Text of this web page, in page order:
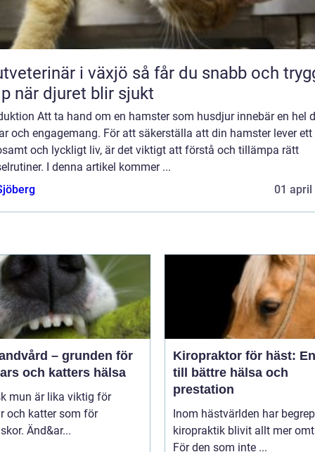
i växjö så får du snabb och trygg
när djuret blir sjukt
Att ta hand om en hamster som husdjur innebär en hel
och engagemang. För att säkerställa att din hamster lever ett
och lyckligt liv, är det viktigt att förstå och tillämpa rätt
I denna artikel kommer ...
01 april
– grunden för
och katters hälsa
mun är lika viktig för
och katter som för
Änd&ar...
Kiropraktor för häst:
till bättre hälsa och
prestation
Inom hästvärlden har
kiropraktik blivit allt mer
För den som inte ...